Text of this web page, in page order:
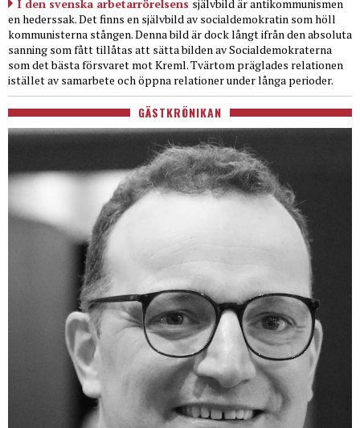
I den svenska arbetarrörelsens självbild är antikommunismen
en hederssak. Det finns en självbild av socialdemokratin som höll
kommunisterna stången. Denna bild är dock långt ifrån den absoluta
sanning som fått tillåtas att sätta bilden av Socialdemokraterna
som det bästa försvaret mot Kreml. Tvärtom präglades relationen
istället av samarbete och öppna relationer under långa perioder.
GÄSTKRÖNIKAN